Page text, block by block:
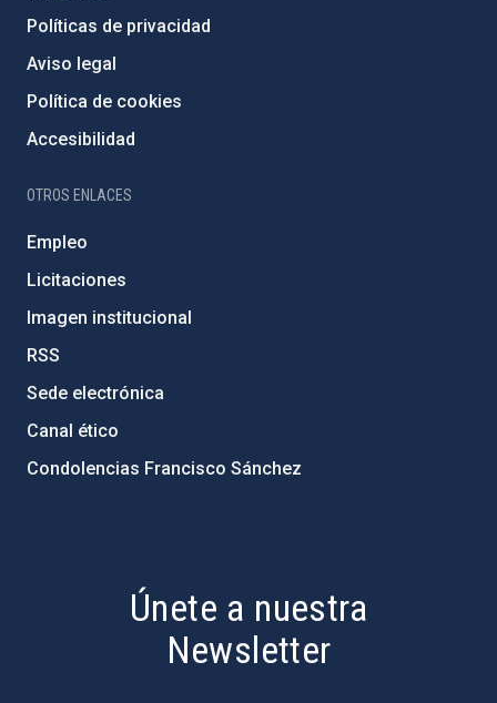
Políticas de privacidad
Aviso legal
Política de cookies
Accesibilidad
OTROS ENLACES
Empleo
Licitaciones
Imagen institucional
RSS
Sede electrónica
Canal ético
Condolencias Francisco Sánchez
Únete a nuestra
Newsletter